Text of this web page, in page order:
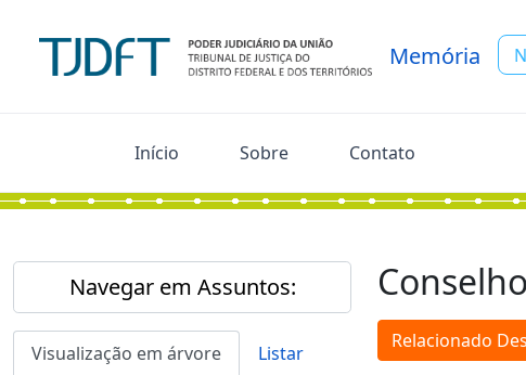
Memória
Início Sobre Contato
Navegar em Assuntos:
Visualização em árvore
Listar
Relacionado